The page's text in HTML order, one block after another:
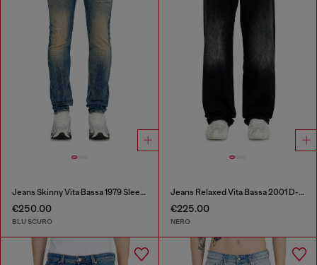
Jeans Skinny Vita Bassa 1979 Sleenker
€250.00
BLU SCURO
Jeans Relaxed Vita Bassa 2001 D-Macro
€225.00
NERO